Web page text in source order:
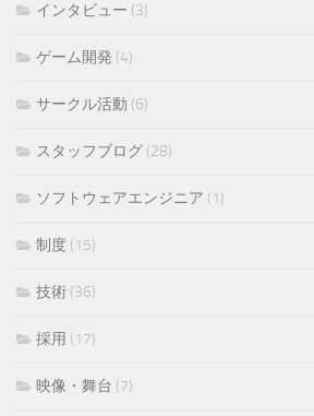
インタビュー (3)
ゲーム開発 (4)
サークル活動 (6)
スタッフブログ (28)
ソフトウェアエンジニア (1)
制度 (15)
技術 (36)
採用 (17)
映像・舞台 (7)